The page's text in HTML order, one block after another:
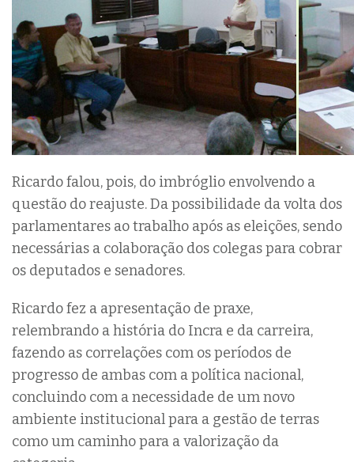
Ricardo falou, pois, do imbróglio envolvendo a
questão do reajuste. Da possibilidade da volta dos
parlamentares ao trabalho após as eleições, sendo
necessárias a colaboração dos colegas para cobrar
os deputados e senadores.
Ricardo fez a apresentação de praxe,
relembrando a história do Incra e da carreira,
fazendo as correlações com os períodos de
progresso de ambas com a política nacional,
concluindo com a necessidade de um novo
ambiente institucional para a gestão de terras
como um caminho para a valorização da